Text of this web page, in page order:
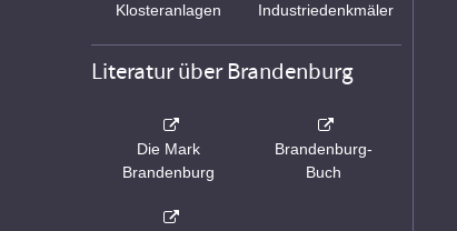
Klosteranlagen Industriedenkmäler
Literatur über Brandenburg
Die Mark
Brandenburg
Brandenburg-
Buch